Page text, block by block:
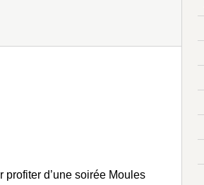
profiter d’une soirée Moules